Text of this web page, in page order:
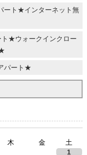
ト★インターネット無
★ウォークインクロー
パート★
木 金
土
1